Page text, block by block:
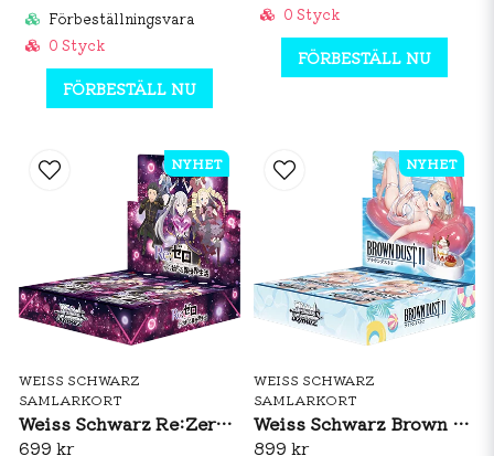
Förbeställningsvara
0 Styck
FÖRBESTÄLL NU
0 Styck
FÖRBESTÄLL NU
WEISS SCHWARZ
SAMLARKORT
Weiss Schwarz Re:Zero Starting Life In Another World Vol. 4 Booster Box (JP)
699 kr
NYHET
WEISS SCHWARZ
SAMLARKORT
Weiss Schwarz Brown Dust 2 Booster Box (JP)
899 kr
NYHET